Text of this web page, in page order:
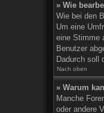
» Wie
Wie bei den
Um eine
eine Stimme
Benutzer
Dadurch soll
Nach oben
» Warum
Manche
oder andere